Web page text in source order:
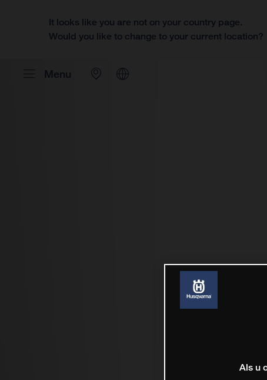
It looks like you are not on your country page.
Would you like to change to your current location?
Menu
Als u